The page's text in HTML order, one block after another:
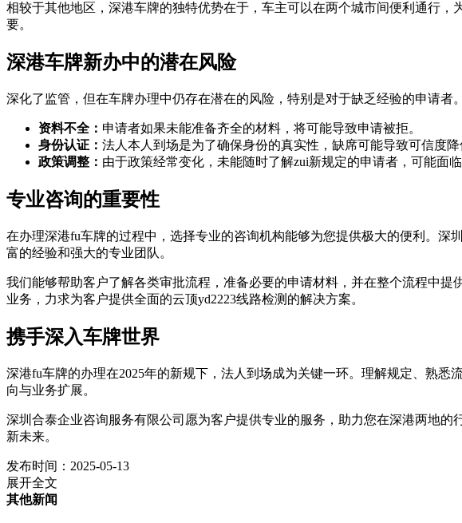
相较于其他地区，深港车牌的独特优势在于，车主可以在两个城市间便利通行
要。
深港车牌新办中的潜在风险
深化了监管，但在车牌办理中仍存在潜在的风险，特别是对于缺乏经验的申请者
资料不全： 申请者如果未能准备齐全的材料，将可能导致申请被拒。
身份认证： 法人本人到场是为了确保身份的真实性，缺席可能导致可信度降
政策调整： 由于政策经常变化，未能随时了解zui新规定的申请者，可能面临
专业咨询的重要性
在办理深港fu车牌的过程中，选择专业的咨询机构能够为您提供极大的便利。
富的经验和强大的专业团队。
我们能够帮助客户了解各类审批流程，准备必要的申请材料，并在整个流程中
业务，力求为客户提供全面的云顶yd2223线路检测的解决方案。
携手深入车牌世界
深港fu车牌的办理在2025年的新规下，法人到场成为关键一环。理解规定、熟
向与业务扩展。
深圳合泰企业咨询服务有限公司愿为客户提供专业的服务，助力您在深港两地
新未来。
发布时间：2025-05-13
展开全文
其他新闻